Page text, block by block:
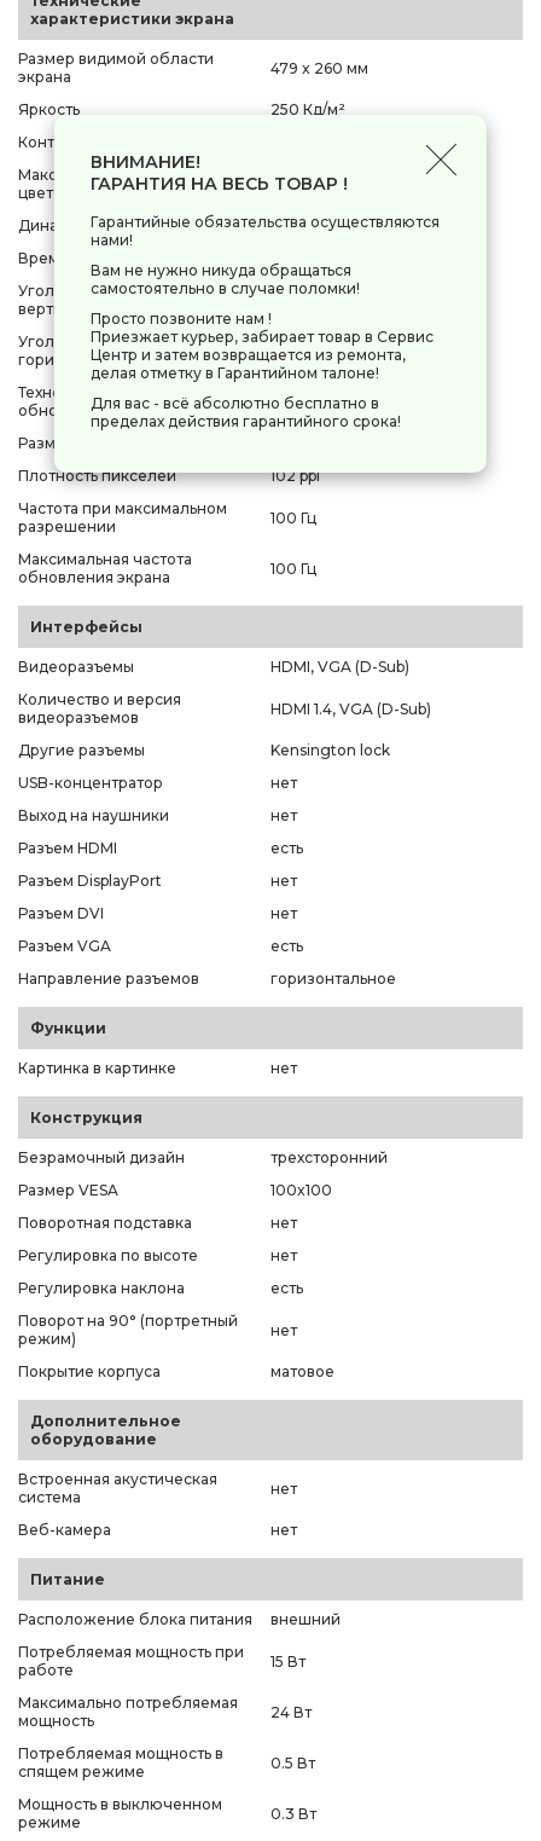
характеристики экрана
Размер видимой области
экрана
479 x 260 мм
Яркость
250 Кд/м²
Контрастность
Максимальное количество
цветов
16.7 млн.
Динамическая контрастность
100М:1
Время отклика пикселя
5 мс
Угол обзора по
вертикали(градус)
178°
Угол обзора по
горизонтали(градус)
178°
Технология динамического
обновления экрана
AMD FreeSync
Размер пикселя
Плотность пикселей
102 ppi
Частота при максимальном
разрешении
100 Гц
Максимальная частота
обновления экрана
100 Гц
Интерфейсы
Видеоразъемы
HDMI, VGA (D-Sub)
Количество и версия
видеоразъемов
HDMI 1.4, VGA (D-Sub)
Другие разъемы
Kensington lock
USB-концентратор
нет
Выход на наушники
нет
Разъем HDMI
есть
Разъем DisplayPort
нет
Разъем DVI
нет
Разъем VGA
есть
Направление разъемов
горизонтальное
Функции
Картинка в картинке нет
Конструкция
Безрамочный дизайн
трехсторонний
Размер VESA
100x100
Поворотная подставка
нет
Регулировка по высоте
нет
Регулировка наклона
есть
Поворот на 90° (портретный
режим)
нет
Покрытие корпуса матовое
Дополнительное
оборудование
Встроенная акустическая
система
нет
Веб-камера нет
Питание
Расположение блока питания
внешний
Потребляемая мощность при
работе
15 Вт
Максимально потребляемая
мощность
24 Вт
Потребляемая мощность в
спящем режиме
0.5 Вт
Мощность в выключенном
режиме
0.3 Вт
ВНИМАНИЕ!
ГАРАНТИЯ НА ВЕСЬ ТОВАР !
Гарантийные обязательства осуществляются
нами!
Вам не нужно никуда обращаться
самостоятельно в случае поломки!
Просто позвоните нам !
Приезжает курьер, забирает товар в Сервис
Центр и затем возвращается из ремонта,
делая отметку в Гарантийном талоне!
Для вас - всё абсолютно бесплатно в
пределах действия гарантийного срока!